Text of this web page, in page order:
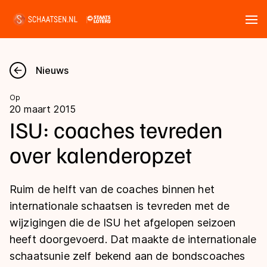
Nieuws
Kalender
Disciplines
Langebaan
Shorttrack
Inlineskaten
Uitslagen
Langebaan
Shorttrack
Marathon
Tijden & historie
Ranglijsten Langebaan
Nieuws
Op
20 maart 2015
ISU: coaches tevreden
over kalenderopzet
Ruim de helft van de coaches binnen het
internationale schaatsen is tevreden met de
wijzigingen die de ISU het afgelopen seizoen
heeft doorgevoerd. Dat maakte de internationale
schaatsunie zelf bekend aan de bondscoaches